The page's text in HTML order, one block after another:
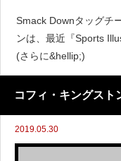
Smack Downタッグチ
ンは、最近『Sports
(さらに&hellip;)
コフィ・キングスト
2019.05.30